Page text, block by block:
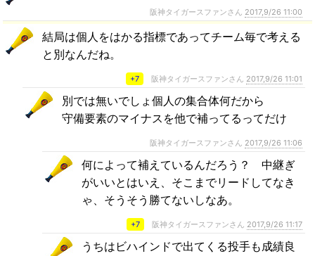
阪神タイガースファンさん 2017,9/26 11:00
結局は個人をはかる指標であってチーム毎で考える
と別なんだね。
+7 阪神タイガースファンさん 2017,9/26 11:01
別では無いでしょ個人の集合体何だから
守備要素のマイナスを他で補ってるってだけ
阪神タイガースファンさん 2017,9/26 11:06
何によって補えているんだろう？ 中継ぎ
がいいとはいえ、そこまでリードしてなき
ゃ、そうそう勝てないしなあ。
+7 阪神タイガースファンさん 2017,9/26 11:17
うちはビハインドで出てくる投手も成績良